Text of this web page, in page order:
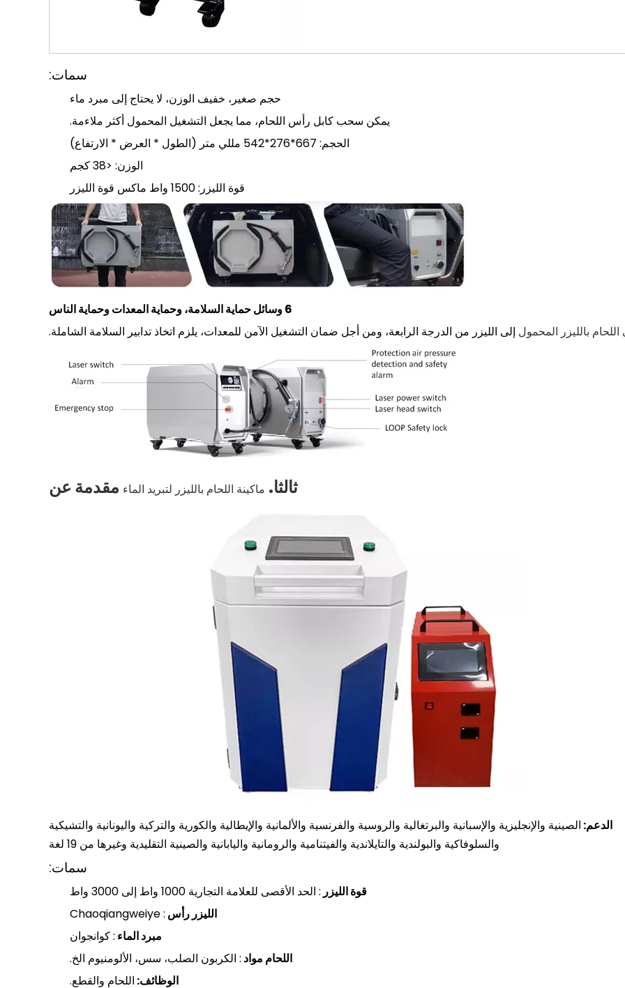
سمات:
حجم صغير، خفيف الوزن، لا يحتاج إلى مبرد ماء
يمكن سحب كابل رأس اللحام، مما يجعل التشغيل المحمول أكثر ملاءمة.
الحجم: 667*276*542 مللي متر (الطول * العرض * الارتفاع)
الوزن: <38 كجم
قوة الليزر: 1500 واط ماكس قوة الليزر
6 وسائل حماية السلامة، وحماية المعدات وحماية الناس
اللحام بالليزر المحمول إلى الليزر من الدرجة الرابعة، ومن أجل ضمان التشغيل الآمن للمعدات، يلزم اتخاذ تدابير السلامة الشاملة.
ثالثا. ماكينة اللحام بالليزر لتبريد الماء مقدمة عن
الدعم: الصينية والإنجليزية والإسبانية والبرتغالية والروسية والفرنسية والألمانية والإيطالية والكورية والتركية واليونانية والتشيكية
والسلوفاكية والبولندية والتايلاندية والفيتنامية والرومانية واليابانية والصينية التقليدية وغيرها من 19 لغة
سمات:
قوة الليزر : الحد الأقصى للعلامة التجارية 1000 واط إلى 3000 واط
الليزر رأس : Chaoqiangweiye
مبرد الماء : كوانجوان
اللحام مواد : الكربون الصلب، سس، الألومنيوم الخ.
الوظائف: اللحام والقطع.